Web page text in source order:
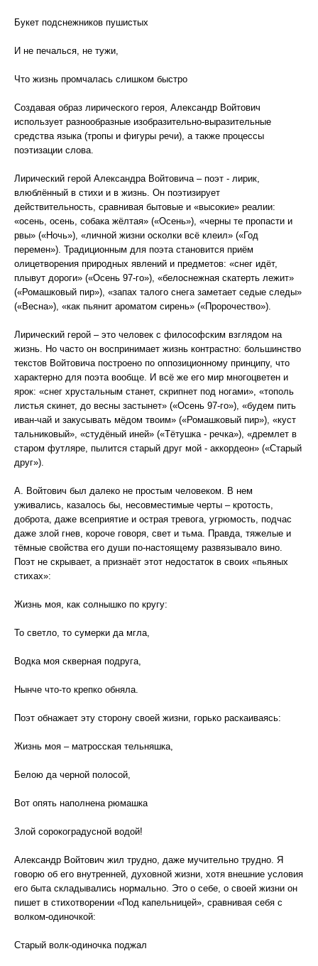
Букет подснежников пушистых
И не печалься, не тужи,
Что жизнь промчалась слишком быстро
Создавая образ лирического героя, Александр Войтович
использует разнообразные изобразительно-выразительные
средства языка (тропы и фигуры речи), а также процессы
поэтизации слова.
Лирический герой Александра Войтовича – поэт - лирик,
влюблённый в стихи и в жизнь. Он поэтизирует
действительность, сравнивая бытовые и «высокие» реалии:
«осень, осень, собака жёлтая» («Осень»), «черны те пропасти и
рвы» («Ночь»), «личной жизни осколки всё клеил» («Год
перемен»). Традиционным для поэта становится приём
олицетворения природных явлений и предметов: «снег идёт,
плывут дороги» («Осень 97-го»), «белоснежная скатерть лежит»
(«Ромашковый пир»), «запах талого снега заметает седые следы»
(«Весна»), «как пьянит ароматом сирень» («Пророчество»).
Лирический герой – это человек с философским взглядом на
жизнь. Но часто он воспринимает жизнь контрастно: большинство
текстов Войтовича построено по оппозиционному принципу, что
характерно для поэта вообще. И всё же его мир многоцветен и
ярок: «снег хрустальным станет, скрипнет под ногами», «тополь
листья скинет, до весны застынет» («Осень 97-го»), «будем пить
иван-чай и закусывать мёдом твоим» («Ромашковый пир»), «куст
тальниковый», «студёный иней» («Тётушка - речка»), «дремлет в
старом футляре, пылится старый друг мой - аккордеон» («Старый
друг»).
А. Войтович был далеко не простым человеком. В нем
уживались, казалось бы, несовместимые черты – кротость,
доброта, даже всеприятие и острая тревога, угрюмость, подчас
даже злой гнев, короче говоря, свет и тьма. Правда, тяжелые и
тёмные свойства его души по-настоящему развязывало вино.
Поэт не скрывает, а признаёт этот недостаток в своих «пьяных
стихах»:
Жизнь моя, как солнышко по кругу:
То светло, то сумерки да мгла,
Водка моя скверная подруга,
Нынче что-то крепко обняла.
Поэт обнажает эту сторону своей жизни, горько раскаиваясь:
Жизнь моя – матросская тельняшка,
Белою да черной полосой,
Вот опять наполнена рюмашка
Злой сорокоградусной водой!
Александр Войтович жил трудно, даже мучительно трудно. Я
говорю об его внутренней, духовной жизни, хотя внешние условия
его быта складывались нормально. Это о себе, о своей жизни он
пишет в стихотворении «Под капельницей», сравнивая себя с
волком-одиночкой:
Старый волк-одиночка поджал